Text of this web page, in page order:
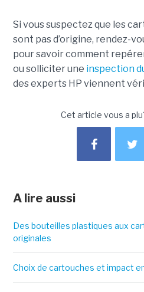
Si vous suspectez que les
sont pas d’origine, rendez-
pour savoir comment
ou solliciter une inspection
des experts HP viennent
Cet article vous a
A lire aussi
Des bouteilles plastiques aux
originales
Choix de cartouches et impact